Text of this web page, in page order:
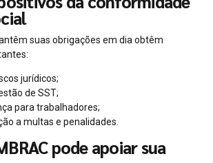
suas obrigações em dia obtêm
jurídicos;
de SST;
para trabalhadores;
a multas e penalidades.
pode apoiar sua